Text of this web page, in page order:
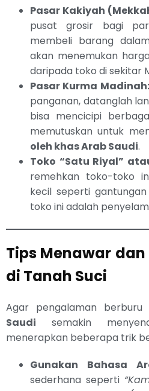
Pasar Kakiyah
pusat grosir bagi
membeli barang
akan menemukan
daripada toko di sekitar
Pasar Kurma Madinah:
panganan, datanglah
bisa mencicipi
memutuskan untuk
oleh khas Arab Saudi.
Toko “Satu Riyal”
remehkan toko-toko
kecil seperti
toko ini adalah
Tips Menawar
di Tanah Suci
Agar pengalaman berburu
Saudi semakin
menerapkan beberapa trik
Gunakan Bahasa
sederhana seperti